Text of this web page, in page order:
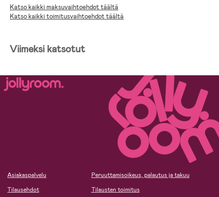
Katso kaikki maksuvaihtoehdot täältä
Katso kaikki toimitusvaihtoehdot täältä
Viimeksi katsotut
Asiakaspalvelu
Tilausehdot
Peruuttamisoikeus, palautus ja takuu
Tilausten toimitus